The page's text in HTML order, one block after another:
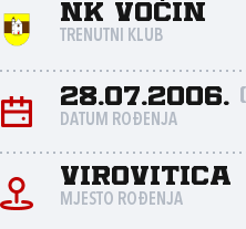
NK Voćin
TRENUTNI KLUB
28.07.2006.
DATUM ROĐENJA
Virovitica
MJESTO ROĐENJA